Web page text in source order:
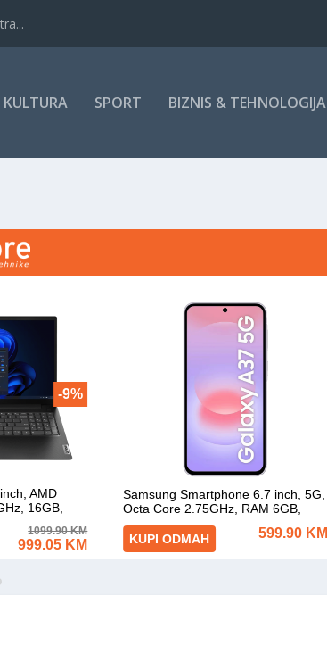
KULTURA SPORT BIZNIS & TEHNOLOGIJA